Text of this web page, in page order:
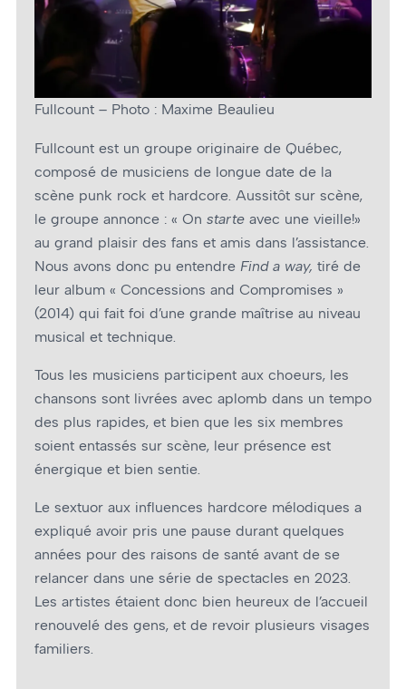
Fullcount – Photo : Maxime Beaulieu
Fullcount est un groupe originaire de Québec,
composé de musiciens de longue date de la
scène punk rock et hardcore. Aussitôt sur scène,
le groupe annonce : « On starte avec une vieille!»
au grand plaisir des fans et amis dans l’assistance.
Nous avons donc pu entendre Find a way, tiré de
leur album « Concessions and Compromises »
(2014) qui fait foi d’une grande maîtrise au niveau
musical et technique.
Tous les musiciens participent aux chœurs, les
chansons sont livrées avec aplomb dans un tempo
des plus rapides, et bien que les six membres
soient entassés sur scène, leur présence est
énergique et bien sentie.
Le sextuor aux influences hardcore mélodiques a
expliqué avoir pris une pause durant quelques
années pour des raisons de santé avant de se
relancer dans une série de spectacles en 2023.
Les artistes étaient donc bien heureux de l’accueil
renouvelé des gens, et de revoir plusieurs visages
familiers.